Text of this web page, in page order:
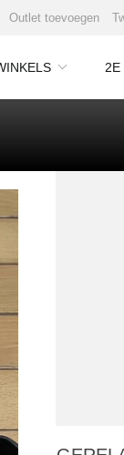
Outlet toevoegen
2E